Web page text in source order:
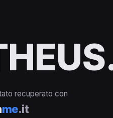
recuperato con
me.it